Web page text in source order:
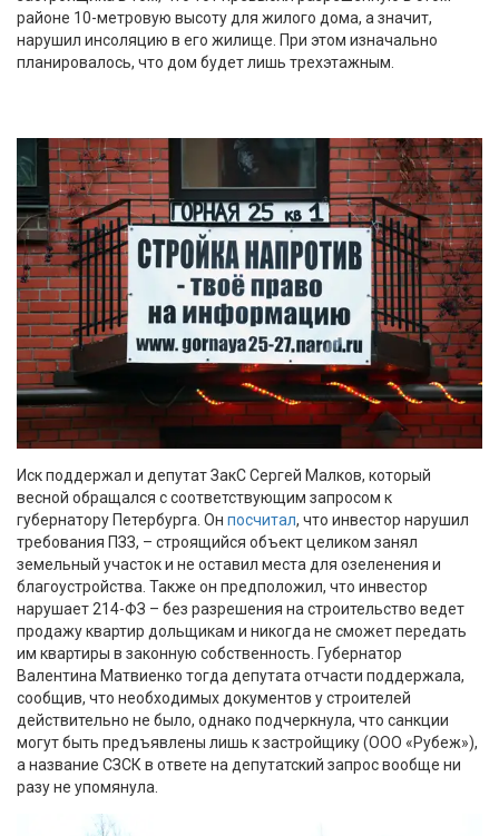
районе 10-метровую высоту для жилого дома, а значит,
нарушил инсоляцию в его жилище. При этом изначально
планировалось, что дом будет лишь трехэтажным.
Иск поддержал и депутат ЗакС Сергей Малков, который
весной обращался с соответствующим запросом к
губернатору Петербурга. Он посчитал, что инвестор нарушил
требования ПЗЗ, – строящийся объект целиком занял
земельный участок и не оставил места для озеленения и
благоустройства. Также он предположил, что инвестор
нарушает 214-ФЗ – без разрешения на строительство ведет
продажу квартир дольщикам и никогда не сможет передать
им квартиры в законную собственность. Губернатор
Валентина Матвиенко тогда депутата отчасти поддержала,
сообщив, что необходимых документов у строителей
действительно не было, однако подчеркнула, что санкции
могут быть предъявлены лишь к застройщику (ООО «Рубеж»),
а название СЗСК в ответе на депутатский запрос вообще ни
разу не упомянула.